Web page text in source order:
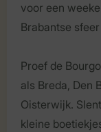
voor een
Brabantse
Proef de
als Breda, Den
Oisterwijk.
kleine